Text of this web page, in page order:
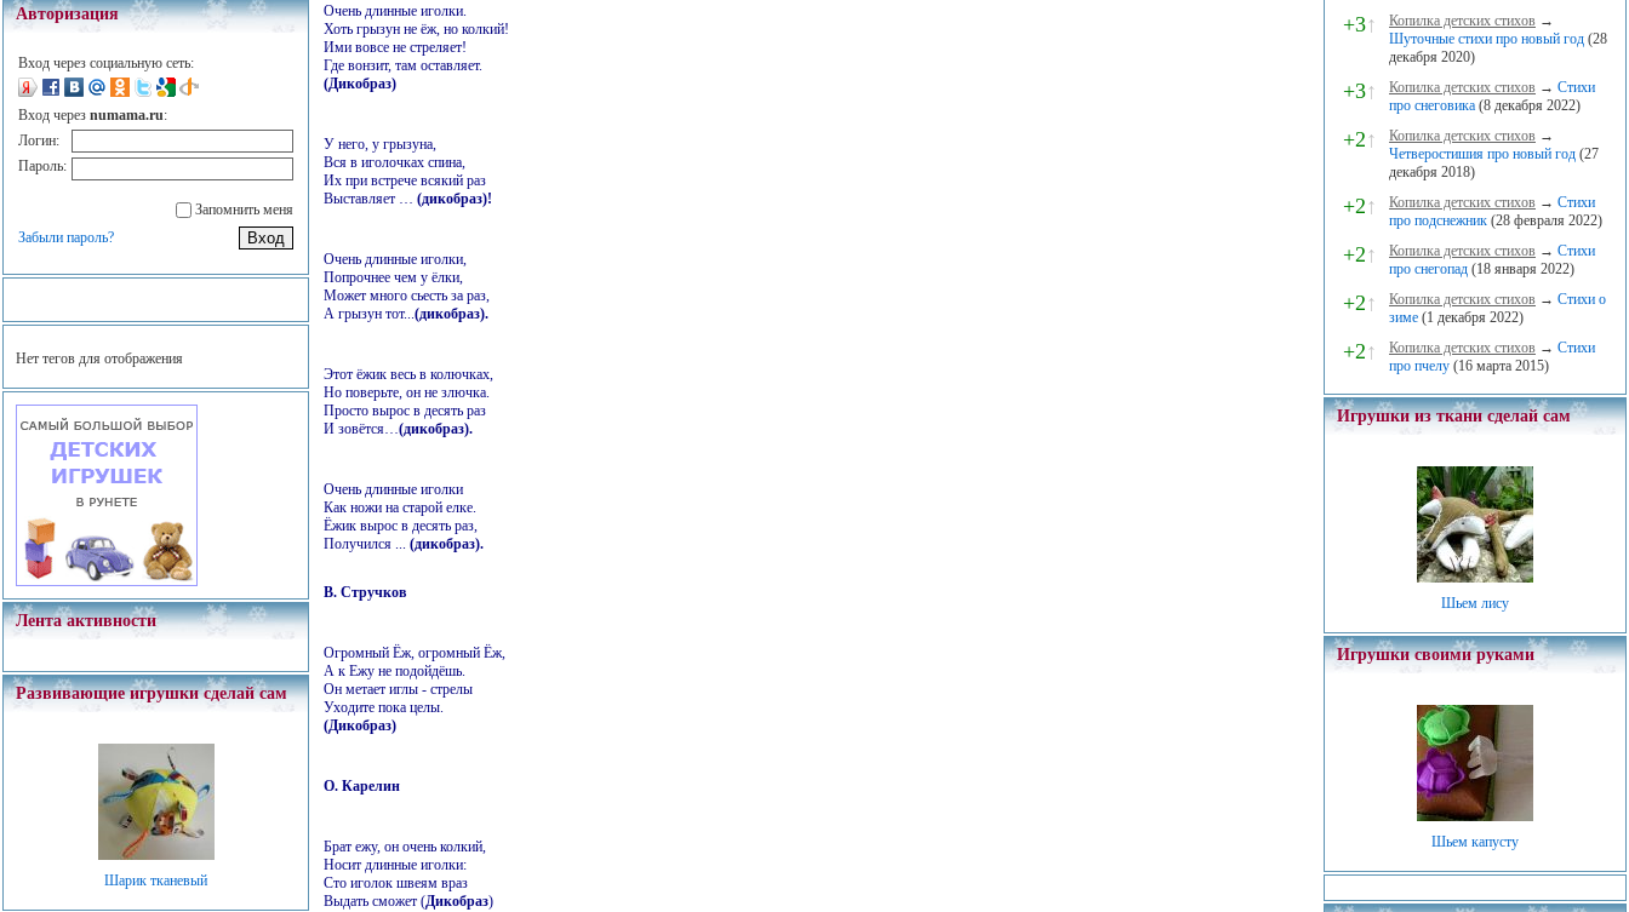
Авторизация
Вход через социальную сеть:
Вход через numama.ru:
Логин:
Пароль:
Запомнить меня
Забыли пароль?
Нет тегов для отображения
Лента активности
Развивающие игрушки сделай сам
Шарик тканевый
Очень длинные иголки.
Хоть грызун не ёж, но колкий!
Ими вовсе не стреляет!
Где вонзит, там оставляет.
(Дикобраз)
У него, у грызуна,
Вся в иголочках спина,
Их при встрече всякий раз
Выставляет …(дикобраз)!
Очень длинные иголки,
Попрочнее чем у ёлки,
Может много сьесть за раз,
А грызун тот...(дикобраз).
Этот ёжик весь в колючках,
Но поверьте, он не злючка.
Просто вырос в десять раз
И зовётся…(дикобраз).
Очень длинные иголки
Как ножи на старой елке.
Ёжик вырос в десять раз,
Получился ...(дикобраз).
В. Стручков
Огромный Ёж, огромный Ёж,
А к Ежу не подойдёшь.
Он метает иглы - стрелы
Уходите пока целы.
(Дикобраз)
О. Карелин
Брат ежу, он очень колкий,
Носит длинные иголки:
Сто иголок швеям враз
Выдать сможет (Дикобраз)
+3↑ Копилка детских стихов →
Шуточные стихи про новый год (28
декабря 2020)
+3↑ Копилка детских стихов → Стихи
про снеговика (8 декабря 2022)
+2↑ Копилка детских стихов →
Четверостишия про новый год (27
декабря 2018)
+2↑ Копилка детских стихов → Стихи
про подснежник (28 февраля 2022)
+2↑ Копилка детских стихов → Стихи
про снегопад (18 января 2022)
+2↑ Копилка детских стихов → Стихи о
зиме (1 декабря 2022)
+2↑ Копилка детских стихов → Стихи
про пчелу (16 марта 2015)
Игрушки из ткани сделай сам
Шьем лису
Игрушки своими руками
Шьем капусту